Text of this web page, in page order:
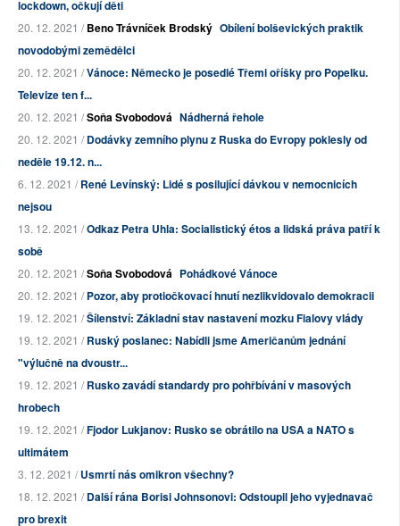
lockdown, očkují děti
20. 12. 2021 /Beno Trávníček Brodský Obílení bolševických praktik
novodobými zemědělci
20. 12. 2021 /Vánoce: Německo je posedlé Třemi oříšky pro Popelku.
Televize ten f...
20. 12. 2021 /Soňa Svobodová Nádherná řehole
20. 12. 2021 /Dodávky zemního plynu z Ruska do Evropy poklesly od
neděle 19.12. n...
6. 12. 2021 /René Levínský: Lidé s posilující dávkou v nemocnicích
nejsou
13. 12. 2021 /Odkaz Petra Uhla: Socialistický étos a lidská práva patří k
sobě
20. 12. 2021 /Soňa Svobodová Pohádkové Vánoce
20. 12. 2021 /Pozor, aby protiočkovací hnutí nezlikvidovalo demokracii
19. 12. 2021 /Šílenství: Základní stav nastavení mozku Fialovy vlády
19. 12. 2021 /Ruský poslanec: Nabídli jsme Američanům jednání
"výlučně na dvoustr...
19. 12. 2021 /Rusko zavádí standardy pro pohřbívání v masových
hrobech
19. 12. 2021 /Fjodor Lukjanov: Rusko se obrátilo na USA a NATO s
ultimátem
3. 12. 2021 /Usmrtí nás omikron všechny?
18. 12. 2021 /Další rána Borisi Johnsonovi: Odstoupil jeho vyjednavač
pro brexit